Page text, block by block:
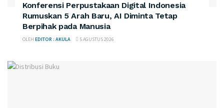
Konferensi Perpustakaan Digital Indonesia
Rumuskan 5 Arah Baru, AI Diminta Tetap
Berpihak pada Manusia
OLEH EDITOR : AKULA 5 AGUSTUS 2026